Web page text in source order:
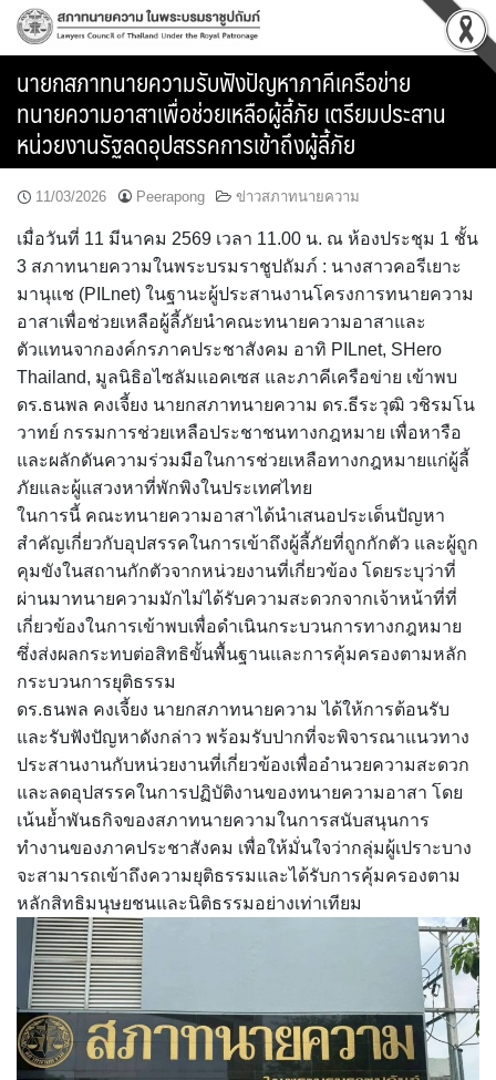
Skip
นายกสภาทนายความรับฟังปัญหาภาคีเครือข่าย
ทนายความอาสาเพื่อช่วยเหลือผู้ลี้ภัย เตรียมประสาน
หน่วยงานรัฐลดอุปสรรคการเข้าถึงผู้ลี้ภัย
11/03/2026 Peerapong ข่าวสภาทนายความ
เมื่อวันที่ 11 มีนาคม 2569 เวลา 11.00 น. ณ ห้องประชุม 1 ชั้น
3 สภาทนายความในพระบรมราชูปถัมภ์ : นางสาวคอรีเยาะ
มานุแช (PILnet) ในฐานะผู้ประสานงานโครงการทนายความ
อาสาเพื่อช่วยเหลือผู้ลี้ภัยนำคณะทนายความอาสาและ
ตัวแทนจากองค์กรภาคประชาสังคม อาทิ PILnet, SHero
Thailand, มูลนิธิอไซลัมแอคเซส และภาคีเครือข่าย เข้าพบ
ดร.ธนพล คงเจี้ยง นายกสภาทนายความ ดร.ธีระวุฒิ วชิรมโน
วาทย์ กรรมการช่วยเหลือประชาชนทางกฎหมาย เพื่อหารือ
และผลักดันความร่วมมือในการช่วยเหลือทางกฎหมายแก่ผู้ลี้
ภัยและผู้แสวงหาที่พักพิงในประเทศไทย
ในการนี้ คณะทนายความอาสาได้นำเสนอประเด็นปัญหา
สำคัญเกี่ยวกับอุปสรรคในการเข้าถึงผู้ลี้ภัยที่ถูกกักตัว และผู้ถูก
คุมขังในสถานกักตัวจากหน่วยงานที่เกี่ยวข้อง โดยระบุว่าที่
ผ่านมาทนายความมักไม่ได้รับความสะดวกจากเจ้าหน้าที่ที่
เกี่ยวข้องในการเข้าพบเพื่อดำเนินกระบวนการทางกฎหมาย
ซึ่งส่งผลกระทบต่อสิทธิขั้นพื้นฐานและการคุ้มครองตามหลัก
กระบวนการยุติธรรม
ดร.ธนพล คงเจี้ยง นายกสภาทนายความ ได้ให้การต้อนรับ
และรับฟังปัญหาดังกล่าว พร้อมรับปากที่จะพิจารณาแนวทาง
ประสานงานกับหน่วยงานที่เกี่ยวข้องเพื่ออำนวยความสะดวก
และลดอุปสรรคในการปฏิบัติงานของทนายความอาสา โดย
เน้นย้ำพันธกิจของสภาทนายความในการสนับสนุนการ
ทำงานของภาคประชาสังคม เพื่อให้มั่นใจว่ากลุ่มผู้เปราะบาง
จะสามารถเข้าถึงความยุติธรรมและได้รับการคุ้มครองตาม
หลักสิทธิมนุษยชนและนิติธรรมอย่างเท่าเทียม